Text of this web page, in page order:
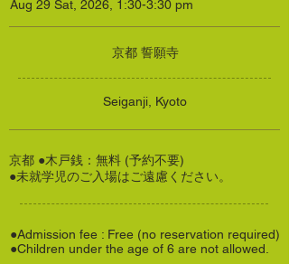
Aug 29 Sat, 2026, 1:30-3:30 pm
京都 誓願寺
Seiganji, Kyoto
京都 ●木戸銭：無料 (予約不要)
●未就学児のご入場はご遠慮ください。
●Admission fee : Free (no reservation required)
●Children under the age of 6 are not allowed.